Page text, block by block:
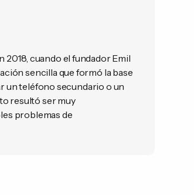
2018, cuando el fundador Emil
sencilla que formó la base
un teléfono secundario o un
resultó ser muy
problemas de